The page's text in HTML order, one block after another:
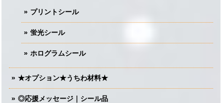
プリントシール
蛍光シール
ホログラムシール
★オプション★うちわ材料★
◎応援メッセージ｜シール品